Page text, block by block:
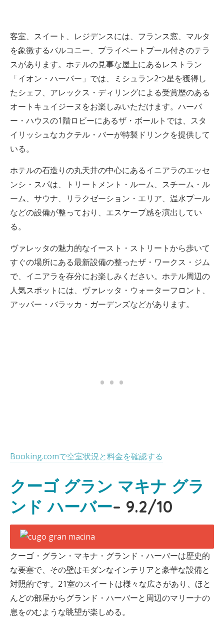
客室、スイート、レジデンスには、フランス窓、マルタ
を象徴するバルコニー、プライベートプール付きのテラ
スがあります。ホテルの見事な屋上にあるレストラン
「イオン・ハーバー」では、ミシュラン2つ星を獲得し
たシェフ、アレックス・ディリングによる受賞歴のある
オートキュイジーヌをお楽しみいただけます。ハーバ
ー・ハウスの1階ロビーにあるザ・ボールトでは、スタ
イリッシュなカクテル・バーが特製ドリンクを提供して
いる。
ホテルの石造りの丸天井の中心にあるイニアラのエッセ
ンシ・スパは、トリートメント・ルーム、スチーム・ル
ーム、サウナ、リラクゼーション・エリア、温水プール
などの設備が整っており、エスケープ感を演出してい
る。
ヴァレッタの魅力的なイースト・ストリートから歩いて
すぐの場所にある最新設備の整ったザ・ワークス・ジム
で、イニアラを存分にお楽しみください。ホテル周辺の
人気スポットには、ヴァレッタ・ウォーターフロント、
アッパー・バラッカ・ガーデンズなどがあります。
Booking.comで空室状況と料金を確認する
クーゴ グラン マキナ グラ
ンド ハーバー– 9.2/10
クーゴ・グラン・マキナ・グランド・ハーバーは歴史的
な要塞で、その壁はモダンなインテリアと豪華な設備と
対照的です。21室のスイートは様々な広さがあり、ほと
んどの部屋からグランド・ハーバーと周辺のマリーナの
息をのむような眺望が楽しめる。